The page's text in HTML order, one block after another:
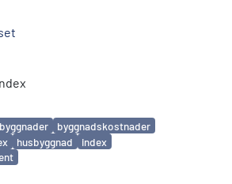
byggnader
byggnadskostnader
husbyggnad
index